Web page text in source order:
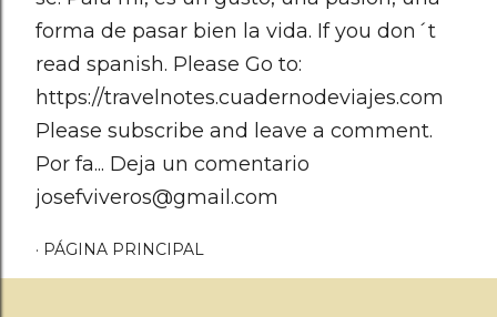
forma de pasar bien la vida. If you don´t
read spanish. Please Go to:
https://travelnotes.cuadernodeviajes.com
Please subscribe and leave a comment.
Por fa... Deja un comentario
josefviveros@gmail.com
PÁGINA PRINCIPAL